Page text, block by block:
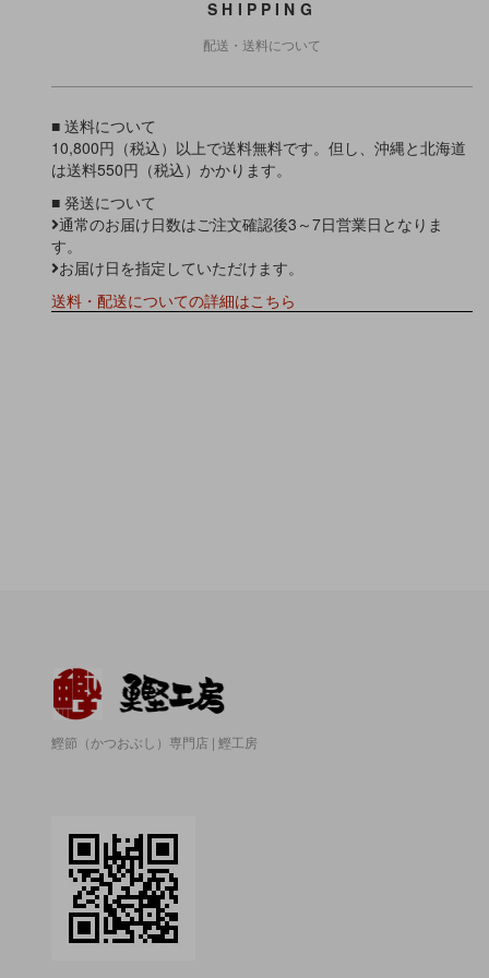
SHIPPING
配送・送料について
■ 送料について
10,800円（税込）以上で送料無料です。但し、沖縄と北海道
は送料550円（税込）かかります。
■ 発送について
通常のお届け日数はご注文確認後3～7日営業日となりま
す。
お届け日を指定していただけます。
送料・配送についての詳細はこちら
鰹節（かつおぶし）専門店 | 鰹工房